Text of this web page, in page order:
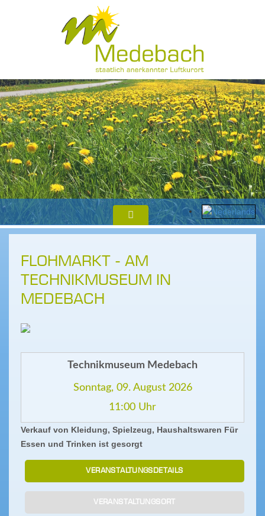
FLOHMARKT - AM
TECHNIKMUSEUM IN
MEDEBACH
Technikmuseum Medebach
Sonntag, 09. August 2026
11:00 Uhr
Verkauf von Kleidung, Spielzeug, Haushaltswaren Für
Essen und Trinken ist gesorgt
VERANSTALTUNGSDETAILS
VERANSTALTUNGSORT